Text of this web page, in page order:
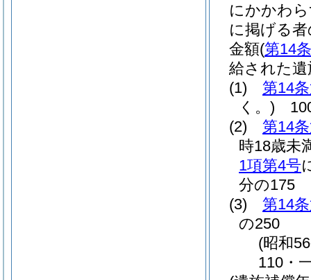
にかかわ
に掲げる
金額(第14
給された
(1)
第14
く。)
(2)
第14
時18歳未
1項第4号
分の175
(3)
第14
の250
(昭和
110・